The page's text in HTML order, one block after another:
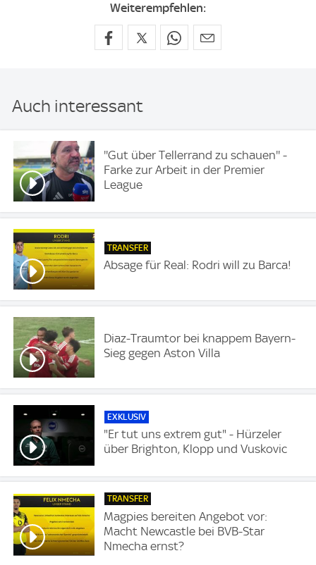
Weiterempfehlen:
Auch interessant
''Gut über Tellerrand zu schauen'' -
Farke zur Arbeit in der Premier
League
TRANSFER
Absage für Real: Rodri will zu Barca!
Diaz-Traumtor bei knappem Bayern-
Sieg gegen Aston Villa
EXKLUSIV
"Er tut uns extrem gut" - Hürzeler
über Brighton, Klopp und Vuskovic
TRANSFER
Magpies bereiten Angebot vor:
Macht Newcastle bei BVB-Star
Nmecha ernst?